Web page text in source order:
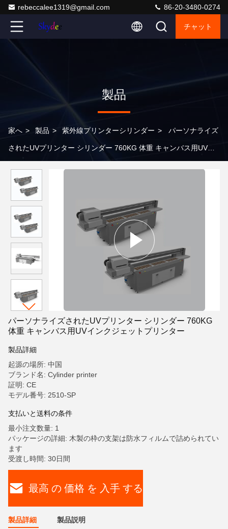
rebeccalee1319@gmail.com 86-20-3480-0274
チャット
製品
家へ > 製品 > 紫外線プリンターシリンダー > パーソナライズ
されたUVプリンター シリンダー 760KG 体重 キャンバス用UVイ
パーソナライズされたUVプリンター シリンダー 760KG
体重 キャンバス用UVインクジェットプリンター
製品詳細
起源の場所: 中国
ブランド名: Cylinder printer
証明: CE
モデル番号: 2510-SP
支払いと送料の条件
最小注文数量: 1
パッケージの詳細: 木製の枠の支架は防水フィルムで詰められてい
ます
受渡し時間: 30日間
最高 の 価格 を 入手 する
製品詳細 製品説明